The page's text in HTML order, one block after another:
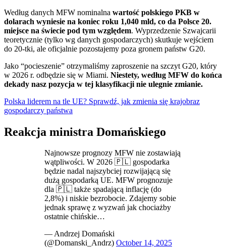
Według danych MFW nominalna wartość polskiego PKB w
dolarach wyniesie na koniec roku 1,040 mld, co da Polsce 20.
miejsce na świecie pod tym względem. Wyprzedzenie Szwajcarii
teoretycznie (tylko wg danych gospodarczych) skutkuje wejściem
do 20-tki, ale oficjalnie pozostajemy poza gronem państw G20.
Jako “pocieszenie” otrzymaliśmy zaproszenie na szczyt G20, który
w 2026 r. odbędzie się w Miami. Niestety, według MFW do końca
dekady nasz pozycja w tej klasyfikacji nie ulegnie zmianie.
Polska liderem na tle UE? Sprawdź, jak zmienia się krajobraz
gospodarczy państwa
Reakcja ministra Domańskiego
Najnowsze prognozy MFW nie zostawiają
wątpliwości. W 2026 🇵🇱 gospodarka
będzie nadal najszybciej rozwijającą się
dużą gospodarką UE. MFW prognozuje
dla 🇵🇱 także spadającą inflację (do
2,8%) i niskie bezrobocie. Zdajemy sobie
jednak sprawę z wyzwań jak chociażby
ostatnie chińskie…
— Andrzej Domański
(@Domanski_Andrz) October 14, 2025